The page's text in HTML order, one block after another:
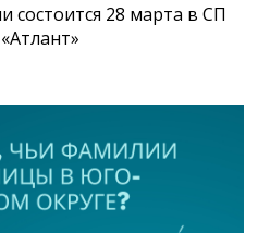
состоится 28 марта в СП